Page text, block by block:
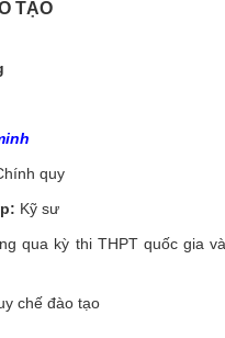
TẠO
quy
Kỹ sư
qua kỳ thi THPT quốc gia
chế đào tạo